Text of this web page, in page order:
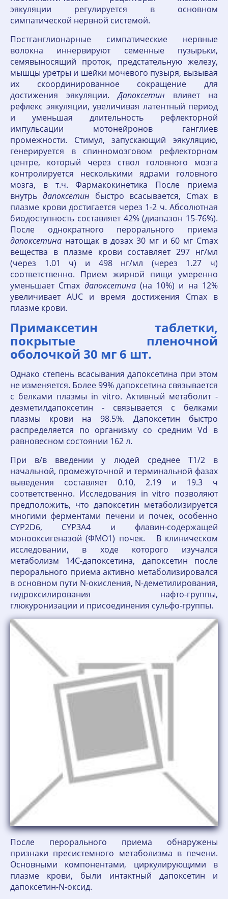
эякуляции регулируется в основном
симпатической нервной системой.
Постганглионарные симпатические нервные
волокна иннервируют семенные пузырьки,
семявыносящий проток, предстательную железу,
мышцы уретры и шейки мочевого пузыря, вызывая
их скоординированное сокращение для
достижения эякуляции.Дапоксетин влияет на
рефлекс эякуляции, увеличивая латентный период
и уменьшая длительность рефлекторной
импульсации мотонейронов ганглиев
промежности. Стимул, запускающий эякуляцию,
генерируется в спинномозговом рефлекторном
центре, который через ствол головного мозга
контролируется несколькими ядрами головного
мозга, в т.ч. Фармакокинетика После приема
внутрь дапоксетин быстро всасывается, Cmax в
плазме крови достигается через 1-2 ч. Абсолютная
биодоступность составляет 42% (диапазон 15-76%).
После однократного перорального приема
дапоксетина натощак в дозах 30 мг и 60 мг Cmax
вещества в плазме крови составляет 297 нг/мл
(через 1.01 ч) и 498 нг/мл (через 1.27 ч)
соответственно. Прием жирной пищи умеренно
уменьшает Cmax дапоксетина(на 10%) и на 12%
увеличивает AUC и время достижения Cmax в
плазме крови.
Примаксетин таблетки,
покрытые пленочной
оболочкой 30 мг 6 шт.
Однако степень всасывания дапоксетина при этом
не изменяется. Более 99% дапоксетина связывается
с белками плазмы in vitro. Активный метаболит -
дезметилдапоксетин - связывается с белками
плазмы крови на 98.5%. Дапоксетин быстро
распределяется по организму со средним Vd в
равновесном состоянии 162 л.
При в/в введении у людей среднее T1/2 в
начальной, промежуточной и терминальной фазах
выведения составляет 0.10, 2.19 и 19.3 ч
соответственно. Исследования in vitro позволяют
предположить, что дапоксетин метаболизируется
многими ферментами печени и почек, особенно
CYP2D6, CYP3A4 и флавин-содержащей
монооксигеназой (ФМО1) почек. В клиническом
исследовании, в ходе которого изучался
метаболизм 14С-дапоксетина, дапоксетин после
перорального приема активно метаболизировался
в основном пути N-окисления, N-деметилирования,
гидроксилирования нафто-группы,
глюкуронизации и присоединения сульфо-группы.
После перорального приема обнаружены
признаки пресистемного метаболизма в печени.
Основными компонентами, циркулирующими в
плазме крови, были интактный дапоксетин и
дапоксетин-N-оксид.